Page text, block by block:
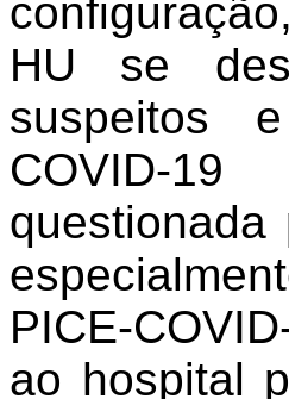
HU se
suspeitos
COVID-
PICE-
ao hospital